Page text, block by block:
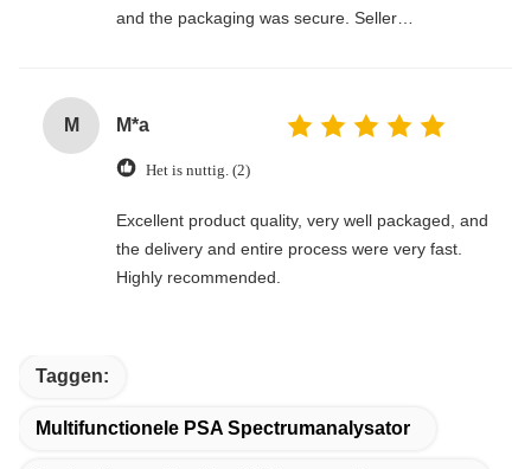
and the packaging was secure. Seller
M M*a
Het is nuttig. (2)
Excellent product quality, very well packaged, and
the delivery and entire process were very fast.
Highly recommended.
Taggen:
Multifunctionele PSA Spectrumanalysator